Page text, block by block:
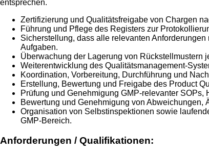
entsprechen.
Zertifizierung und Qualitätsfreigabe von Chargen
Führung und Pflege des Registers zur
Sicherstellung, dass alle relevanten
Aufgaben.
Überwachung der Lagerung von Rückstellmustern
Weiterentwicklung des Qualitätsmanagement-
Koordination, Vorbereitung, Durchführung und
Erstellung, Bewertung und Freigabe des Product
Prüfung und Genehmigung GMP-relevanter
Bewertung und Genehmigung von Abweichungen,
Organisation von Selbstinspektionen sowie
GMP-Bereich.
Anforderungen / Qualifikationen: